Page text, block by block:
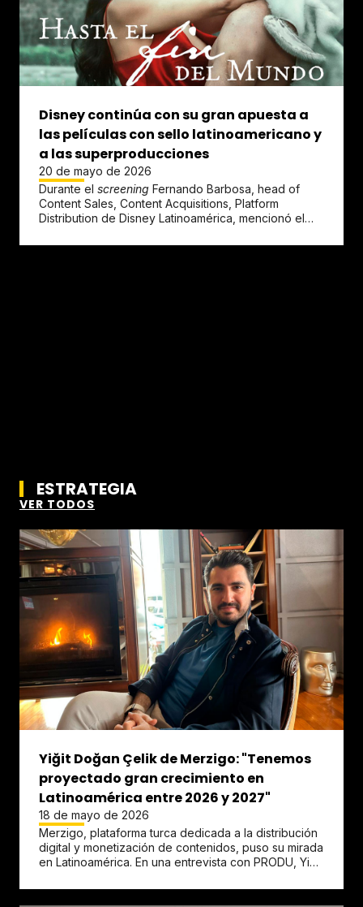
Disney continúa con su gran apuesta a
las películas con sello latinoamericano y
a las superproducciones
20 de mayo de 2026
Durante el screening Fernando Barbosa, head of
Content Sales, Content Acquisitions, Platform
Distribution de Disney Latinoamérica, mencionó el
ESTRATEGIA
VER TODOS
Yiğit Doğan Çelik de Merzigo: "Tenemos
proyectado gran crecimiento en
Latinoamérica entre 2026 y 2027"
18 de mayo de 2026
Merzigo, plataforma turca dedicada a la distribución
digital y monetización de contenidos, puso su mirada
en Latinoamérica. En una entrevista con PRODU, Yiğit